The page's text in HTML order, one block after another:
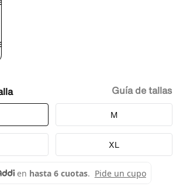
M
XL
Guía de tallas